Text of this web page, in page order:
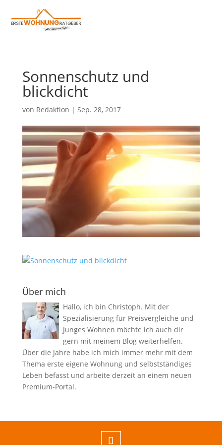
Sonnenschutz und
blickdicht
von Redaktion | Sep. 28, 2017
Über mich
Hallo, ich bin Christoph. Mit der
Spezialisierung für Preisvergleiche und
Junges Wohnen möchte ich auch dir
gern mit meinem Blog weiterhelfen.
Über die Jahre habe ich mich immer mehr mit dem
Thema erste eigene Wohnung und selbstständiges
Leben befasst und arbeite derzeit an einem neuen
Premium-Portal.